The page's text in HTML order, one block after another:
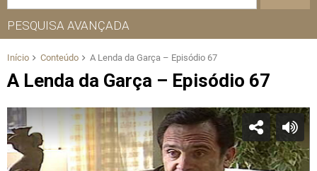
PESQUISA AVANÇADA
Início Conteúdo A Lenda da Garça – Episódio 67
A Lenda da Garça – Episódio 67